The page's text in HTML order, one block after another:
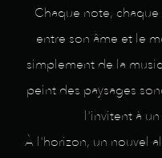
Chaque note,
entre son âme et le
simplement de la
peint des paysages
l'invitent à
À l'horizon, un nouvel